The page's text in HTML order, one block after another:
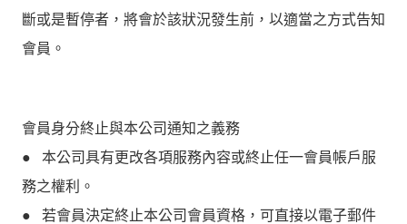
斷或是暫停者，將會於該狀況發生前，以適當之方式告知
會員。
會員身分終止與本公司通知之義務
● 本公司具有更改各項服務內容或終止任一會員帳戶服
務之權利。
● 若會員決定終止本公司會員資格，可直接以電子郵件